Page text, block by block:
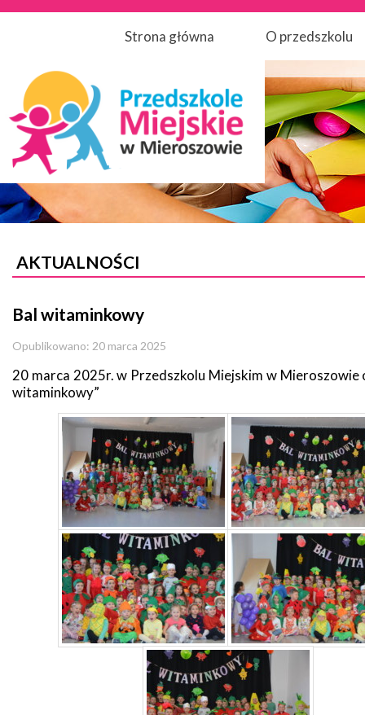
Strona główna O przedszkolu
AKTUALNOŚCI
Bal witaminkowy
Opublikowano: 20 marca 2025
20 marca 2025r. w Przedszkolu Miejskim w Mieroszowie
witaminkowy”